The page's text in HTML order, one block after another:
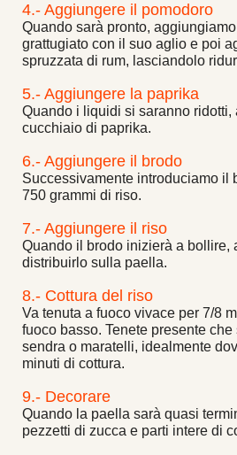
4.- Aggiungere il pomodoro
Quando sarà pronto,
grattugiato con il suo aglio e poi
spruzzata di rum, lasciandolo
5.- Aggiungere la paprika
Quando i liquidi si saranno ridotti,
cucchiaio di paprika.
6.- Aggiungere il brodo
Successivamente introduciamo il
750 grammi di riso.
7.- Aggiungere il riso
Quando il brodo inizierà a bollire,
distribuirlo sulla paella.
8.- Cottura del riso
Va tenuta a fuoco vivace per 7/8
fuoco basso. Tenete presente
sendra o maratelli, idealmente
minuti di cottura.
9.- Decorare
Quando la paella sarà quasi
pezzetti di zucca e parti intere di